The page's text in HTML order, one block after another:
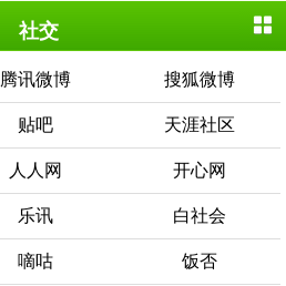
社交
腾讯微博 搜狐微博
贴吧 天涯社区
人人网 开心网
乐讯 白社会
嘀咕 饭否